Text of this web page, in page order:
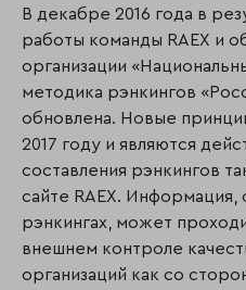
В декабре 2016 года в
работы команды RAEX и
организации
методика рэнкингов
обновлена. Новые
2017 году и являются
составления рэнкингов
сайте RAEX. Информация,
рэнкингах, может
внешнем контроле
организаций как со